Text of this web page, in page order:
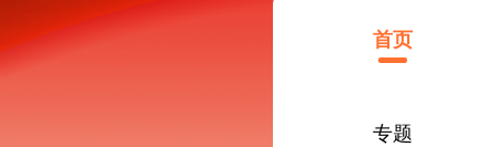
首页
专题